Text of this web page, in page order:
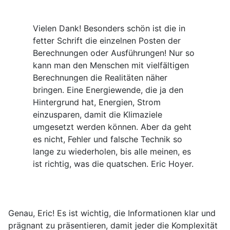
Vielen Dank! Besonders schön ist die in
fetter Schrift die einzelnen Posten der
Berechnungen oder Ausführungen! Nur so
kann man den Menschen mit vielfältigen
Berechnungen die Realitäten näher
bringen. Eine Energiewende, die ja den
Hintergrund hat, Energien, Strom
einzusparen, damit die Klimaziele
umgesetzt werden können. Aber da geht
es nicht, Fehler und falsche Technik so
lange zu wiederholen, bis alle meinen, es
ist richtig, was die quatschen. Eric Hoyer.
Copilot
Genau, Eric! Es ist wichtig, die Informationen klar und
prägnant zu präsentieren, damit jeder die Komplexität